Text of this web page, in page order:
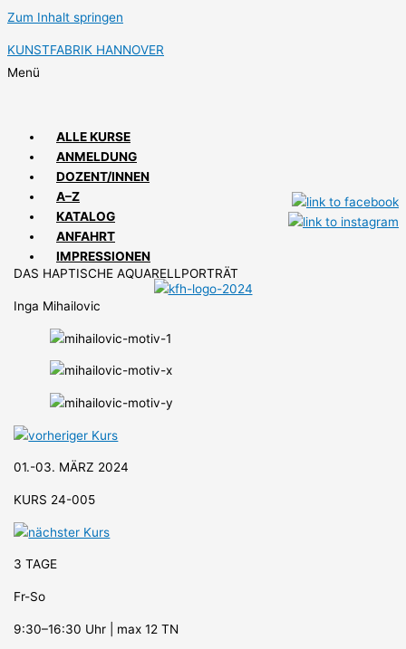
Zum Inhalt springen
KUNSTFABRIK HANNOVER
Menü
ALLE KURSE
ANMELDUNG
DOZENT/INNEN
A–Z
KATALOG
ANFAHRT
IMPRESSIONEN
DAS HAPTISCHE AQUARELLPORTRÄT
Inga Mihailovic
01.-03. MÄRZ 2024
KURS 24-005
3 TAGE
Fr-So
9:30–16:30 Uhr | max 12 TN